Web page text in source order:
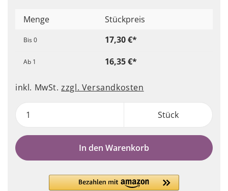
Menge Stückpreis
Bis0 17,30 €*
Ab 1 16,35 €*
inkl. MwSt.zzgl. Versandkosten
Stück
In den Warenkorb